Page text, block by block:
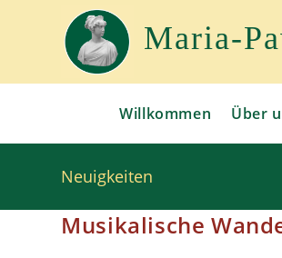
Maria-
Willkommen Über
Neuigkeiten
Musikalische